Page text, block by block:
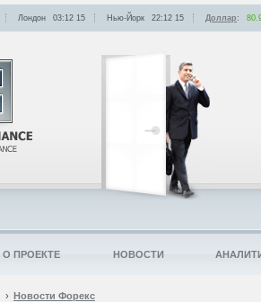
Новости Форекс
Лондон 03:12 15 Нью-Йорк 22:12 15 Доллар:
О ПРОЕКТЕ НОВОСТИ